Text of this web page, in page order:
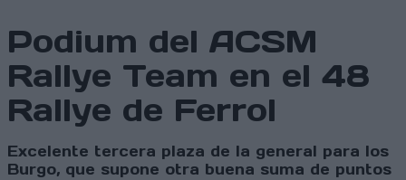
Podium del ACSM
Rallye Team en el 48
Rallye de Ferrol
Excelente tercera plaza de la general para los
Burgo, que supone otra buena suma de puntos